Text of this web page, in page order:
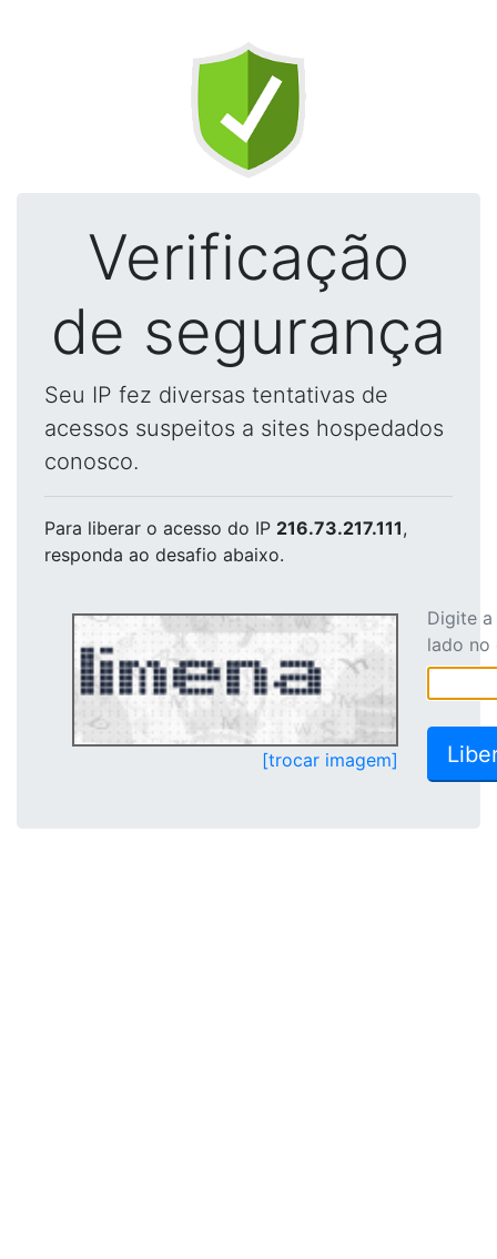
Verificação
de segurança
Seu IP fez diversas tentativas de
acessos suspeitos a sites hospedados
conosco.
Para liberar o acesso do IP 216.73.217.111,
responda ao desafio abaixo.
[trocar imagem]
Digite
lado no